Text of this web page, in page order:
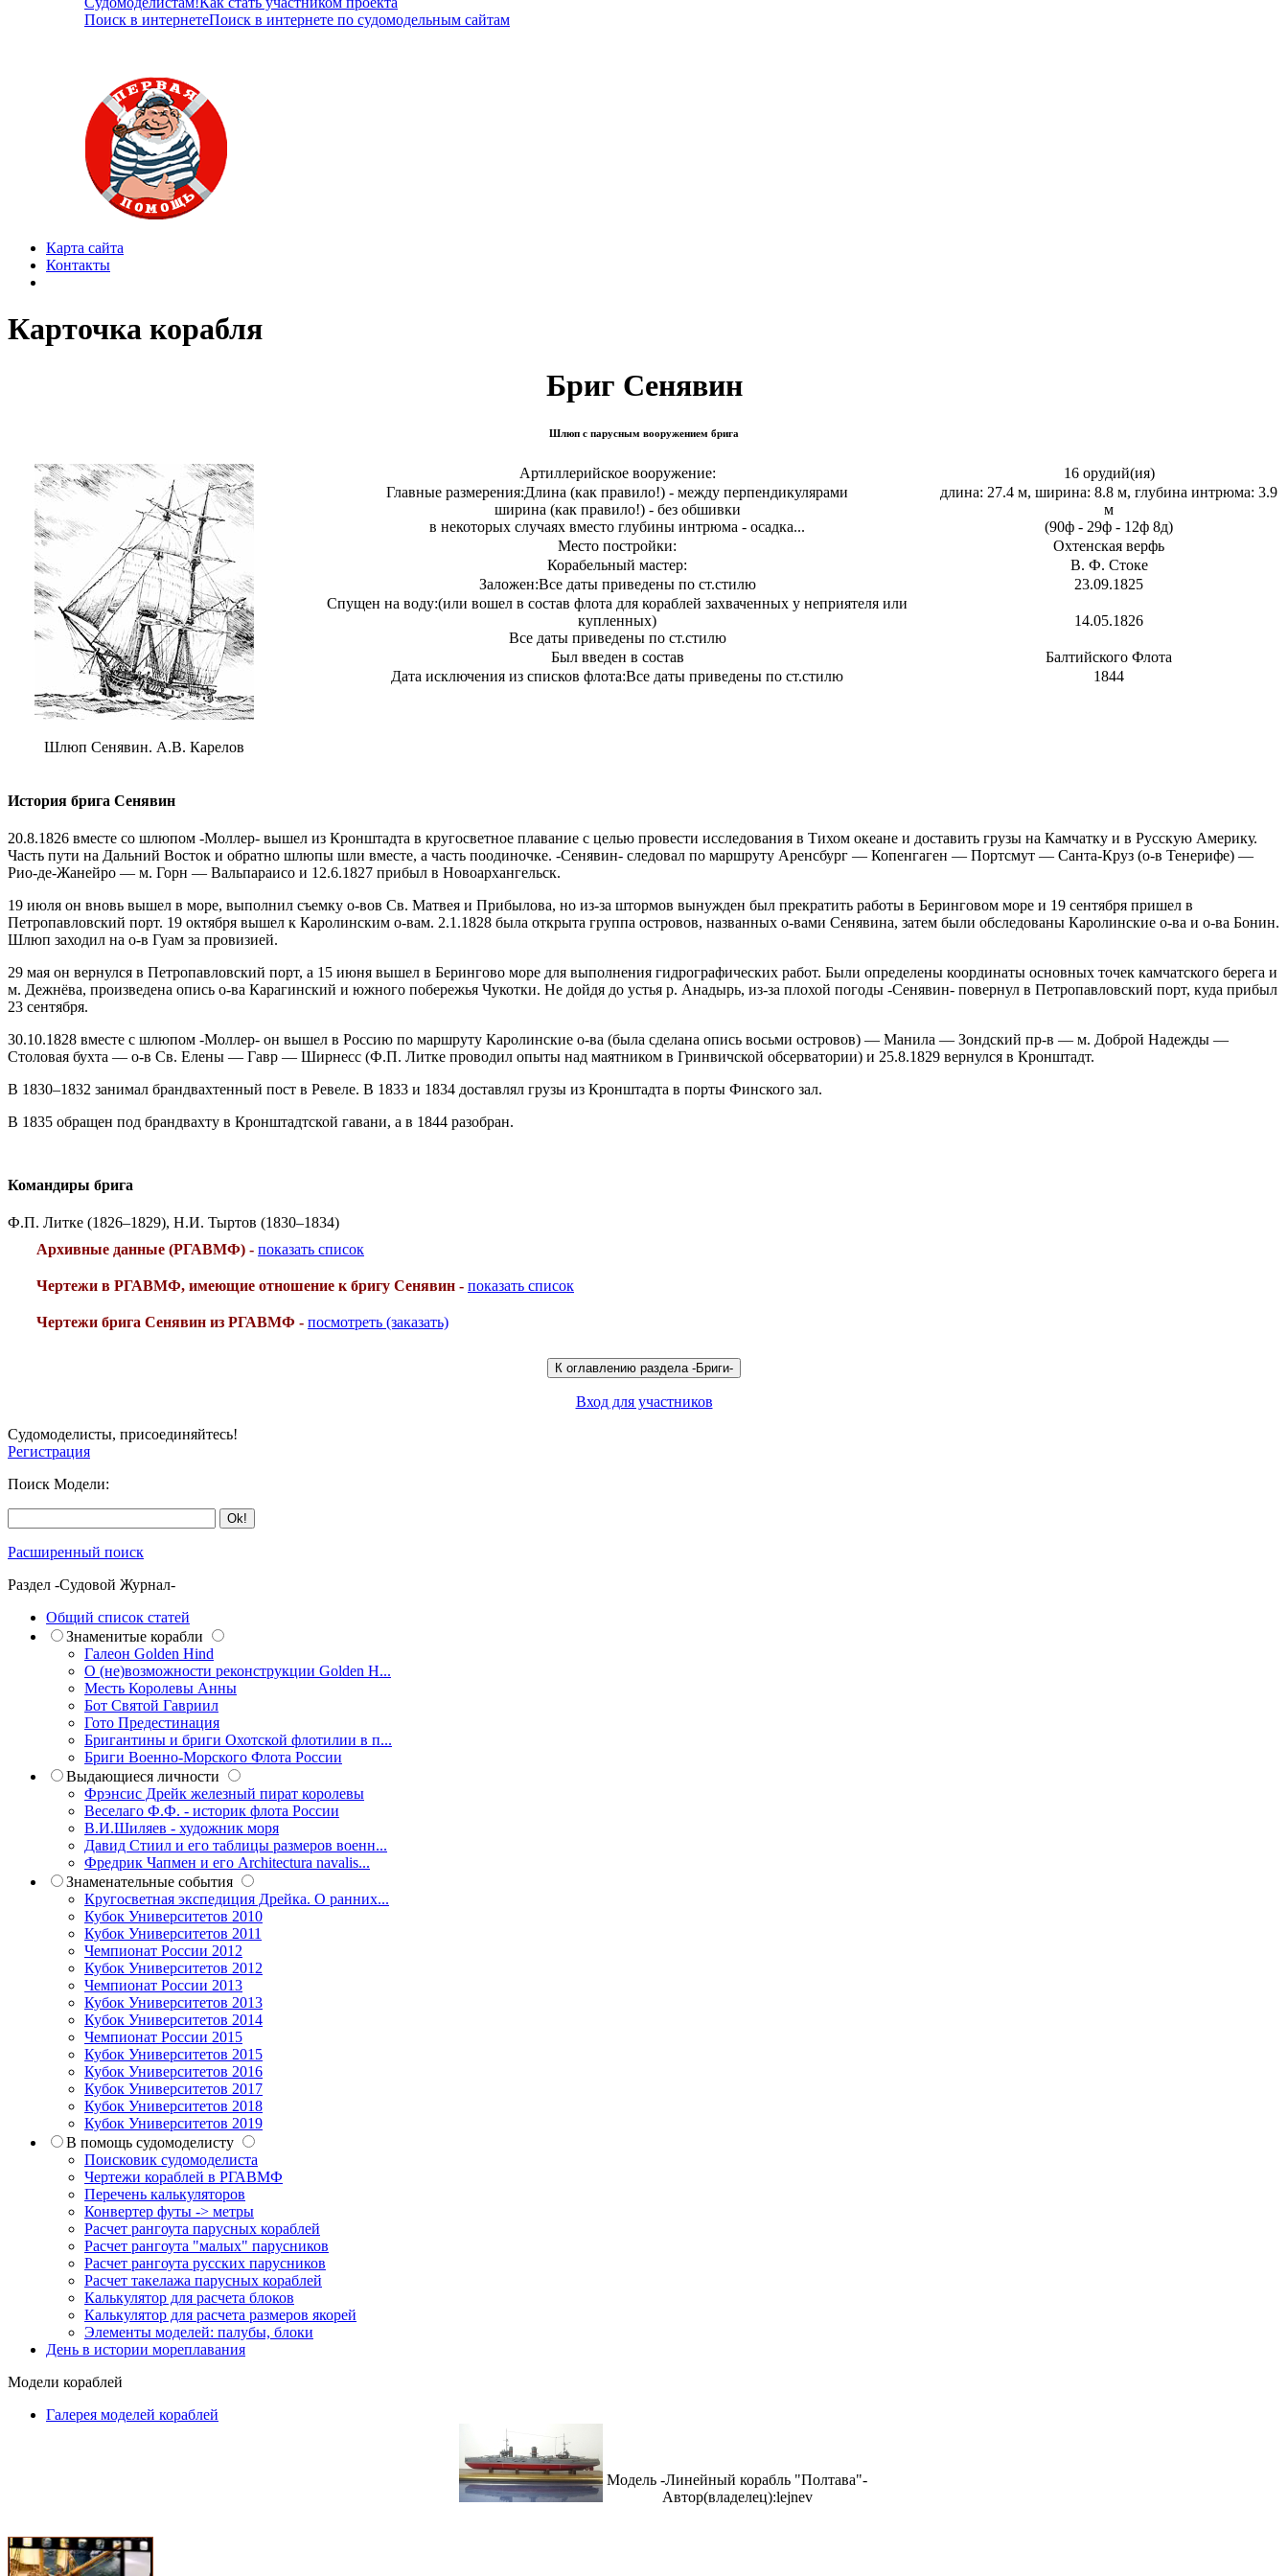
Поиск в интернетеПоиск в интернете по судомодельным сайтам
Карта сайта
Контакты
Карточка корабля
Бриг Сенявин
Шлюп с парусным вооружением брига
Шлюп Сенявин. А.В. Карелов
Артиллерийское вооружение:
16 орудий(ия)
Главные размерения:Длина (как правило!) - между перпендикулярами
ширина (как правило!) - без обшивки
в некоторых случаях вместо глубины интрюма - осадка...
длина: 27.4 м, ширина: 8.8 м, глубина интрюма: 3.9
м
(90ф - 29ф - 12ф 8д)
Место постройки:
Охтенская верфь
Корабельный мастер:
В. Ф. Стоке
Заложен:Все даты приведены по ст.стилю
23.09.1825
Спущен на воду:(или вошел в состав флота для кораблей захваченных у неприятеля или
купленных)
Все даты приведены по ст.стилю
14.05.1826
Был введен в состав
Балтийского Флота
Дата исключения из списков флота:Все даты приведены по ст.стилю 1844
История брига Сенявин
20.8.1826 вместе со шлюпом -Моллер- вышел из Кронштадта в кругосветное плавание с целью провести исследования в Тихом океане и доставить грузы на Камчатку и в Русскую Америку.
Часть пути на Дальний Восток и обратно шлюпы шли вместе, а часть поодиночке. -Сенявин- следовал по маршруту Аренсбург — Копенгаген — Портсмут — Санта-Круз (о-в Тенерифе) —
Рио-де-Жанейро — м. Горн — Вальпараисо и 12.6.1827 прибыл в Новоархангельск.
19 июля он вновь вышел в море, выполнил съемку о-вов Св. Матвея и Прибылова, но из-за штормов вынужден был прекратить работы в Беринговом море и 19 сентября пришел в
Петропавловский порт. 19 октября вышел к Каролинским о-вам. 2.1.1828 была открыта группа островов, названных о-вами Сенявина, затем были обследованы Каролинские о-ва и о-ва Бонин.
Шлюп заходил на о-в Гуам за провизией.
29 мая он вернулся в Петропавловский порт, а 15 июня вышел в Берингово море для выполнения гидрографических работ. Были определены координаты основных точек камчатского берега и
м. Дежнёва, произведена опись о-ва Карагинский и южного побережья Чукотки. Не дойдя до устья р. Анадырь, из-за плохой погоды -Сенявин- повернул в Петропавловский порт, куда прибыл
23 сентября.
30.10.1828 вместе с шлюпом -Моллер- он вышел в Россию по маршруту Каролинские о-ва (была сделана опись восьми островов) — Манила — Зондский пр-в — м. Доброй Надежды —
Столовая бухта — о-в Св. Елены — Гавр — Ширнесс (Ф.П. Литке проводил опыты над маятником в Гринвичской обсерватории) и 25.8.1829 вернулся в Кронштадт.
В 1830–1832 занимал брандвахтенный пост в Ревеле. В 1833 и 1834 доставлял грузы из Кронштадта в порты Финского зал.
В 1835 обращен под брандвахту в Кронштадтской гавани, а в 1844 разобран.
Командиры брига
Ф.П. Литке (1826–1829), Н.И. Тыртов (1830–1834)
Архивные данные (РГАВМФ) - показать список
Чертежи в РГАВМФ, имеющие отношение к бригу Сенявин - показать список
Чертежи брига Сенявин из РГАВМФ - посмотреть (заказать)
Вход для участников
Судомоделисты, присоединяйтесь!
Регистрация
Поиск Модели:
Расширенный поиск
Раздел -Судовой Журнал-
Общий список статей
Знаменитые корабли
Галеон Golden Hind
О (не)возможности реконструкции Golden H...
Месть Королевы Анны
Бот Святой Гавриил
Гото Предестинация
Бригантины и бриги Охотской флотилии в п...
Бриги Военно-Морского Флота России
Выдающиеся личности
Фрэнсис Дрейк железный пират королевы
Веселаго Ф.Ф. - историк флота России
В.И.Шиляев - художник моря
Давид Стиил и его таблицы размеров военн...
Фредрик Чапмен и его Architectura navalis...
Знаменательные события
Кругосветная экспедиция Дрейка. О ранних...
Кубок Университетов 2010
Кубок Университетов 2011
Чемпионат России 2012
Кубок Университетов 2012
Чемпионат России 2013
Кубок Университетов 2013
Кубок Университетов 2014
Чемпионат России 2015
Кубок Университетов 2015
Кубок Университетов 2016
Кубок Университетов 2017
Кубок Университетов 2018
Кубок Университетов 2019
В помощь судомоделисту
Поисковик судомоделиста
Чертежи кораблей в РГАВМФ
Перечень калькуляторов
Конвертер футы -> метры
Расчет рангоута парусных кораблей
Расчет рангоута "малых" парусников
Расчет рангоута русских парусников
Расчет такелажа парусных кораблей
Калькулятор для расчета блоков
Калькулятор для расчета размеров якорей
Элементы моделей: палубы, блоки
День в истории мореплавания
Модели кораблей
Галерея моделей кораблей
Модель -Линейный корабль "Полтава"-
Автор(владелец):lejnev